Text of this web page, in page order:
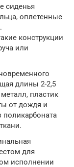
сиденья
оплетенные
конструкции
или
длины 2-2,5
пластик
от дождя и
поликарбоната
для
исполнении